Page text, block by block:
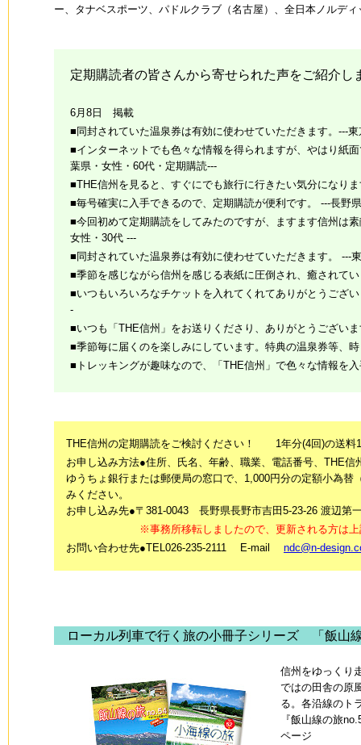
ー、タナベスポーツ、パドルクラブ（名古屋）、全日本ノルデ
定期購読者の皆さんから寄せられた声をご紹介し
6月8日 掲載
■同封されていた温泉券は有効に使わせていただきます。---
■インターネットでも色々な情報を得られますが、やはり紙
葉県・女性・60代・定期購読---
■THE信州を見ると、すぐにでも旅行に行きたい気分になり
■毎号確実に入手できるので、定期購読が便利です。 ---長野
■今回初めて定期購読をしてみたのですが、ますます信州は
女性・30代 ---
■同封されていた温泉券は有効に使わせていただきます。 ---
■季節を感じながら信州を感じる表紙に圧倒され、癒されて
■いつもいろいろなチケットを入れてくれてありがとうござ
-
■いつも「THE信州」をお送りくださり、ありがとうござい
■季節毎に届くのを楽しみにしています。特典の温泉券等、
■トレッキングが趣味なので、「THE信州」で色々な情報を
THE信州の定期購読をご検討ください！ 1年分(4回)の送料
お申し込み方法●住所、氏名、年齢、職業、電話番号、THE
ゆうちょ銀行または郵便局の窓口で、1,000円分の定額小為
みください。
お申し込み先●〒381-0043 長野県長野市吉田5-23-26 渡辺
※事務所移転しましたので、更新される方は上記
お問い合わせ先●TEL026-235-2111 E-mail ndc@n-
ローカル列車で行く旅の小冊子シリーズ 「飯山
信州をゆっくり
ではの田舎の原
る。各沿線のト
『飯山線の旅
ページ